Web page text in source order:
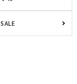
SALE